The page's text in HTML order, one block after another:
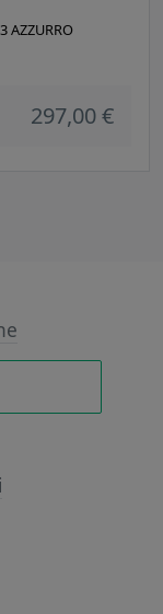
AZZURRO
297,00 €